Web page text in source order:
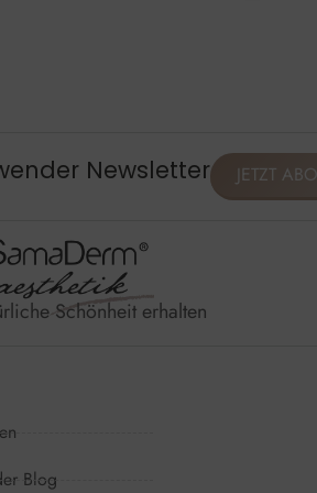
Newsletter JETZT
Schönheit erhalten
Blog